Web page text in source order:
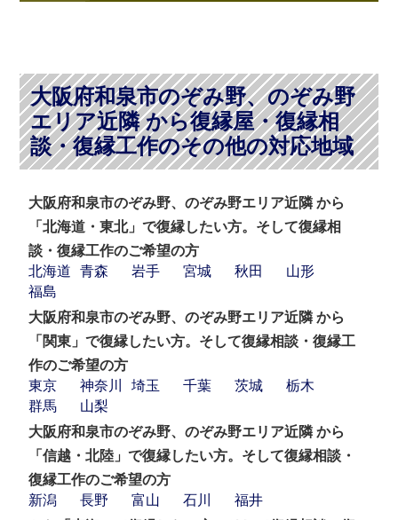
大阪府和泉市のぞみ野、のぞみ野
エリア近隣 から復縁屋・復縁相
談・復縁工作のその他の対応地域
大阪府和泉市のぞみ野、のぞみ野エリア近隣 から
「北海道・東北」で復縁したい方。そして復縁相
談・復縁工作のご希望の方
北海道
青森 岩手 宮城 秋田
山形
福島
大阪府和泉市のぞみ野、のぞみ野エリア近隣 から
「関東」で復縁したい方。そして復縁相談・復縁工
作のご希望の方
東京
神奈川 埼玉 千葉 茨城
栃木
群馬
山梨
大阪府和泉市のぞみ野、のぞみ野エリア近隣 から
「信越・北陸」で復縁したい方。そして復縁相談・
復縁工作のご希望の方
新潟
長野 富山 石川
福井